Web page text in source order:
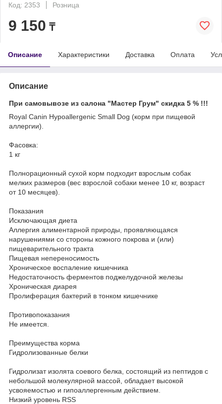
Код: 2353
Розница
9 150 ₸
Описание Характеристики Доставка Оплата
Описание
При самовывозе из салона "Мастер Грум" скидка 5 % !!!
Royal Canin Hypoallergenic Small Dog (корм при пищевой
аллергии).
Фасовка:
1 кг
Полнорационный сухой корм подходит взрослым собак
мелких размеров (вес взрослой собаки менее 10 кг, возраст
от 10 месяцев).
Показания
Исключающая диета
Аллергия алиментарной природы, проявляющаяся
нарушениями со стороны кожного покрова и (или)
пищеварительного тракта
Пищевая непереносимость
Хроническое воспаление кишечника
Недостаточность ферментов поджелудочной железы
Хроническая диарея
Пролиферация бактерий в тонком кишечнике
Противопоказания
Не имеется.
Преимущества корма
Гидролизованные белки
Гидролизат изолята соевого белка, состоящий из пептидов с
небольшой молекулярной массой, обладает высокой
усвояемостью и гипоаллергенным действием.
Низкий уровень RSS